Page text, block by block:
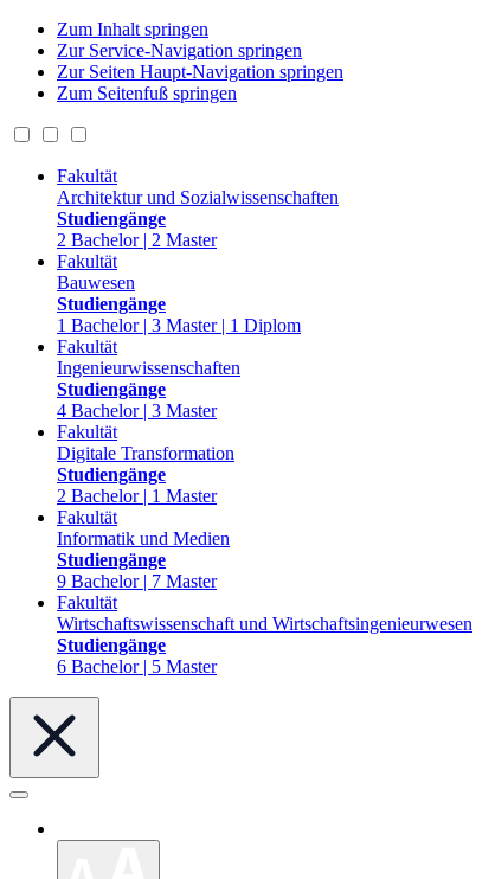
Zum Inhalt springen
Zur Service-Navigation springen
Zur Seiten Haupt-Navigation springen
Zum Seitenfuß springen
Fakultät
Architektur und Sozialwissenschaften
Studiengänge
2 Bachelor | 2 Master
Fakultät
Bauwesen
Studiengänge
1 Bachelor | 3 Master | 1 Diplom
Fakultät
Ingenieurwissenschaften
Studiengänge
4 Bachelor | 3 Master
Fakultät
Digitale Transformation
Studiengänge
2 Bachelor | 1 Master
Fakultät
Informatik und Medien
Studiengänge
9 Bachelor | 7 Master
Fakultät
Wirtschaftswissenschaft und Wirtschaftsingenieurwesen
Studiengänge
6 Bachelor | 5 Master